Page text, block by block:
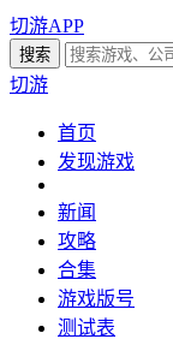
切游APP
切游
首页
发现游戏
新闻
攻略
合集
游戏版号
测试表